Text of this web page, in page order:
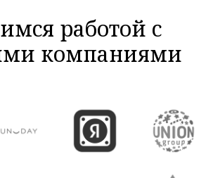
работой с
компаниями